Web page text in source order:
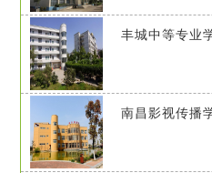
丰城中等专业
南昌影视传播